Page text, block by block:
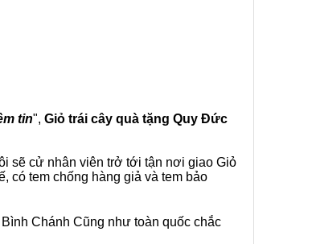
tin", Giỏ trái cây quà tặng Quy Đức
sẽ cử nhân viên trở tới tận nơi giao Giỏ
có tem chống hàng giả và tem bảo
Chánh Cũng như toàn quốc chắc